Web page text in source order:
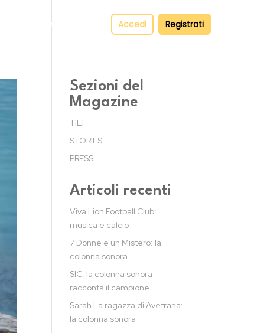
Contatti Accedi Registrati
Sezioni del
Magazine
TILT
STORIES
PRESS
Articoli recenti
Viva Lion Football Club:
musica e calcio
7 Donne e un Mistero: la
colonna sonora
SIC: la colonna sonora
racconta il campione
Sarah La ragazza di Avetrana:
la colonna sonora